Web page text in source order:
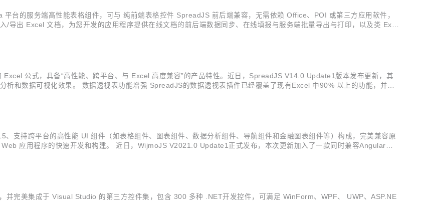
台的服务端高性能表格组件，可与 纯前端表格控件 SpreadJS 前后端兼容，无需依赖 Office、POI 或第三方应用软件，
导出 Excel 文档，为您开发的应用程序提供在线文档的前后端数据同步、在线填报与服务端批量导出与打印，以及类 Exce
公式，具备“高性能、跨平台、与 Excel 高度兼容”的产品特性。近日，SpreadJS V14.0 Update1版本发布更新，其
和数据可视化效果。 数据透视表功能增强 SpreadJS的数据透视表插件已经覆盖了现有Excel 中90% 以上的功能，并且
支持跨平台的高性能 UI 组件（如表格组件、图表组件、数据分析组件、导航组件和金融图表组件等）构成，完美兼容原
应用程序的快速开发和构建。 近日，WijmoJS V2021.0 Update1正式发布，本次更新加入了一款同时兼容Angular、R
完美集成于 Visual Studio 的第三方控件集，包含 300 多种 .NET开发控件，可满足 WinForm、WPF、 UWP、ASP.NE